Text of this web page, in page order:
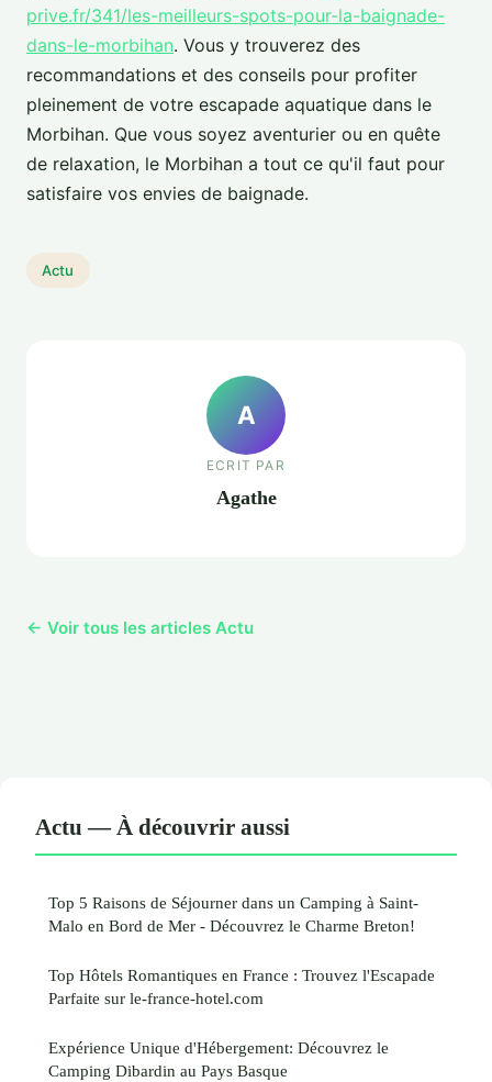
prive.fr/341/les-meilleurs-spots-pour-la-baignade-
dans-le-morbihan. Vous y trouverez des
recommandations et des conseils pour profiter
pleinement de votre escapade aquatique dans le
Morbihan. Que vous soyez aventurier ou en quête
de relaxation, le Morbihan a tout ce qu'il faut pour
satisfaire vos envies de baignade.
Actu
A
ECRIT PAR
Agathe
← Voir tous les articles Actu
Actu — À découvrir aussi
Top 5 Raisons de Séjourner dans un Camping à Saint-
Malo en Bord de Mer - Découvrez le Charme Breton!
Top Hôtels Romantiques en France : Trouvez l'Escapade
Parfaite sur le-france-hotel.com
Expérience Unique d'Hébergement: Découvrez le
Camping Dibardin au Pays Basque